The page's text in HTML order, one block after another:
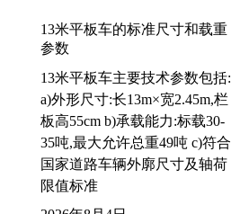
13米平板车的标准尺寸和载重
参数
13米平板车主要技术参数包括:
a)外形尺寸:长13m×宽2.45m,栏
板高55cm b)承载能力:标载30-
35吨,最大允许总重49吨 c)符合
国家道路车辆外廓尺寸及轴荷
限值标准